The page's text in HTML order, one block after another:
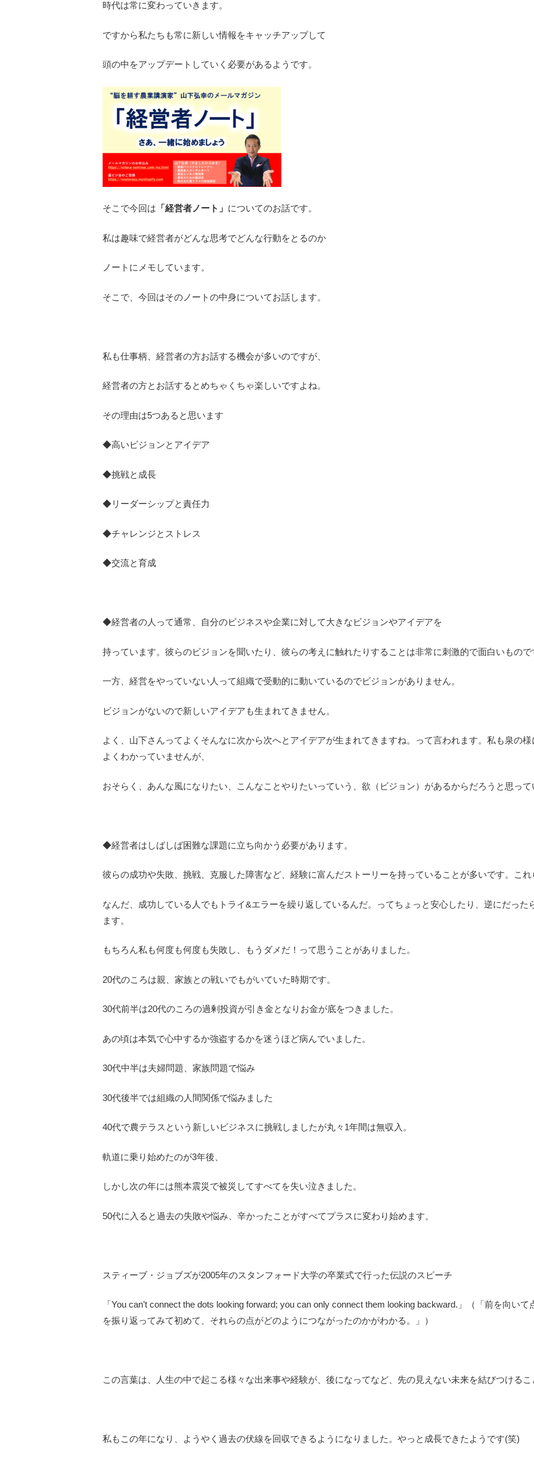
時代は常に変わっていきます。
ですから私たちも常に新しい情報をキャッチアップして
頭の中をアップデートしていく必要があるようです。
そこで今回は 「経営者ノート」 についてのお話です。
私は趣味で経営者がどんな思考でどんな行動をとるのか
ノートにメモしています。
そこで、今回はそのノートの中身についてお話します。
私も仕事柄、経営者の方お話する機会が多いのですが、
経営者の方とお話するとめちゃくちゃ楽しいですよね。
その理由は5つあると思います
◆高いビジョンとアイデア
◆挑戦と成長
◆リーダーシップと責任力
◆チャレンジとストレス
◆交流と育成
◆経営者の人って通常、自分のビジネスや企業に対して大きなビジョンやアイデアを
持っています。彼らのビジョンを聞いたり、彼らの考えに触れたりすることは非常に刺激的で面白いもので
一方、経営をやっていない人って組織で受動的に動いているのでビジョンがありません。
ビジョンがないので新しいアイデアも生まれてきません。
よく、山下さんってよくそんなに次から次へとアイデアが生まれてきますね。って言われます。私も泉の
よくわかっていませんが、
おそらく、あんな風になりたい、こんなことやりたいっていう、欲（ビジョン）があるからだろうと思って
◆経営者はしばしば困難な課題に立ち向かう必要があります。
彼らの成功や失敗、挑戦、克服した障害など、経験に富んだストーリーを持っていることが多いです。こ
なんだ、成功している人でもトライ&エラーを繰り返しているんだ。ってちょっと安心したり、逆にだっ
ます。
もちろん私も何度も何度も失敗し、もうダメだ！って思うことがありました。
20代のころは親、家族との戦いでもがいていた時期です。
30代前半は20代のころの過剰投資が引き金となりお金が底をつきました。
あの頃は本気で心中するか強盗するかを迷うほど病んでいました。
30代中半は夫婦問題、家族問題で悩み
30代後半では組織の人間関係で悩みました
40代で農テラスという新しいビジネスに挑戦しましたが丸々1年間は無収入。
軌道に乗り始めたのが3年後、
しかし次の年には熊本震災で被災してすべてを失い泣きました。
50代に入ると過去の失敗や悩み、辛かったことがすべてプラスに変わり始めます。
スティーブ・ジョブズが2005年のスタンフォード大学の卒業式で行った伝説のスピーチ
「You can’t connect the dots looking forward; you can only connect them looking backward.」（「前を向い
を振り返ってみて初めて、それらの点がどのようにつながったのかがわかる。」）
この言葉は、人生の中で起こる様々な出来事や経験が、後になってなど、先の見えない未来を結びつける
私もこの年になり、ようやく過去の伏線を回収できるようになりました。やっと成長できたようです(笑)